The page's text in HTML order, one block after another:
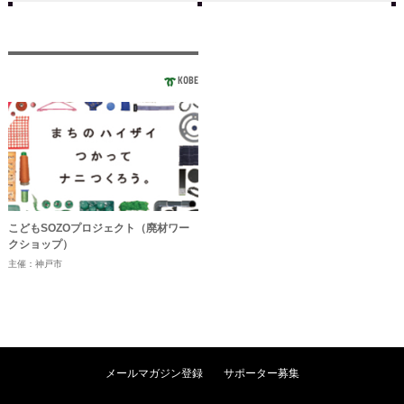
KOBE
こどもSOZOプロジェクト（廃材ワー
クショップ）
主催：神戸市
メールマガジン登録 サポーター募集